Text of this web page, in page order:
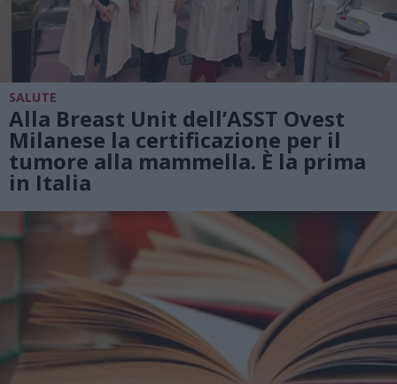
SALUTE
Alla Breast Unit dell’ASST Ovest
Milanese la certificazione per il
tumore alla mammella. È la prima
in Italia